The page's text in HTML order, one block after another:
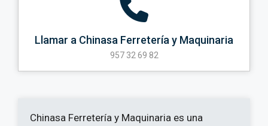
Llamar a Chinasa Ferretería y Maquinaria
957 32 69 82
Chinasa Ferretería y Maquinaria es una